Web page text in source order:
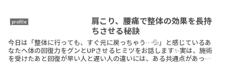
で落ち込みやすいこんな不調を感じていま
せんか？「年齢ReadMore
profile
肩こり、腰痛で整体の効果を長持
ちさせる秘訣
今日は「整体に行っても、すぐ元に戻っちゃう…💦」と感じているあ
なたへ体の回復力をグンとUPさせるヒミツをお話します✨実は、施術
を受けたあと回復が早い人と遅い人の違いには、ある共通点があった